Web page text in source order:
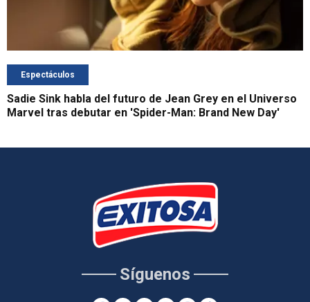
Espectáculos
Sadie Sink habla del futuro de Jean Grey en el Universo
Marvel tras debutar en 'Spider-Man: Brand New Day'
Síguenos